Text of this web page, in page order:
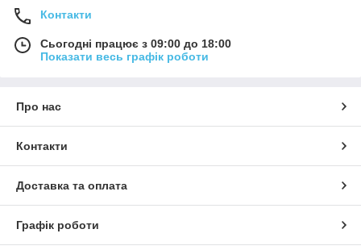
Контакти
Сьогодні працює з 09:00 до 18:00
Показати весь графік роботи
Про нас
Контакти
Доставка та оплата
Графік роботи